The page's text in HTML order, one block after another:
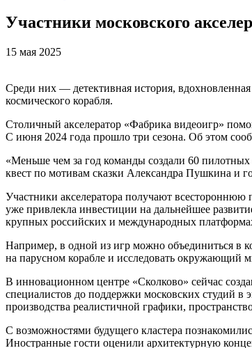
Участники московского
15 мая 2025
Среди них — детективная история,
космического корабля.
Столичный акселератор «Фабрика видеоигр»
С июня 2024 года прошло три сезона. Об этом
«Меньше чем за год команды создали 60
квест по мотивам сказки Александра Пушкина и
Участники акселератора получают
уже привлекла инвестиции на дальнейшее
крупных российских и международных
Например, в одной из игр можно объединиться в
на парусном корабле и исследовать окружающий
В инновационном центре «Сколково» сейчас
специалистов до поддержки московских студий в
производства реалистичной графики,
С возможностями будущего кластера
Иностранные гости оценили архитектурную